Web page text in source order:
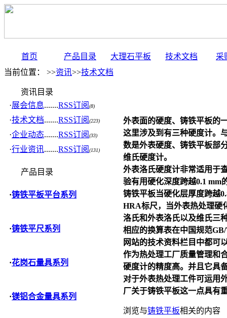
首页 产品目录 大理石平板 技术文档
采
当前位置： >>资讯>>技术文档
资讯目录
·展会信息.......RSS订阅 (8)
·技术文档.......RSS订阅 (223)
·企业动态.......RSS订阅 (33)
·行业资讯.......RSS订阅 (131)
产品目录
·铸铁平板平台系列
·铸铁平尺系列
·花岗石量具系列
·镁铝合金量具系列
外表面的硬度、 铸铁平板的
这里涉及到有三种硬度计。
数是外表硬度、 铸铁平板部
维氏硬度计。
外表洛氏硬度计非常适用于
验有用硬化深度跨越0.1 mm
铸铁平板当硬化层厚度跨越
HRA标尺，当外表热处理硬
洛氏和外表洛氏以及维氏三
相应的换算表在中国规范
网站的技术资料栏目中都可
作为热处理工厂质量管理和
硬度计的精度高。并且它具
对于外表热处理工件可运用
厂关于铸铁平板这一点具有
浏览与铸铁平板相关的内容